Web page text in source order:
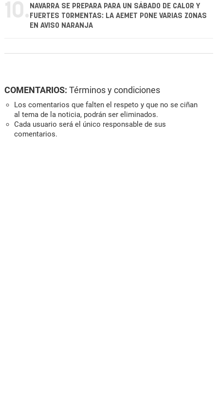
10. NAVARRA SE PREPARA PARA UN SÁBADO DE CALOR Y
FUERTES TORMENTAS: LA AEMET PONE VARIAS ZONAS
EN AVISO NARANJA
COMENTARIOS: Términos y condiciones
Los comentarios que falten el respeto y que no se ciñan
al tema de la noticia, podrán ser eliminados.
Cada usuario será el único responsable de sus
comentarios.